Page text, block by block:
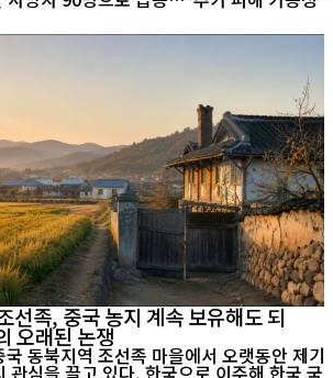
선족, 중국 농지 계속 보유해도 되
래된 논쟁
동북지역 조선족 마을에서 오랫동안 제기